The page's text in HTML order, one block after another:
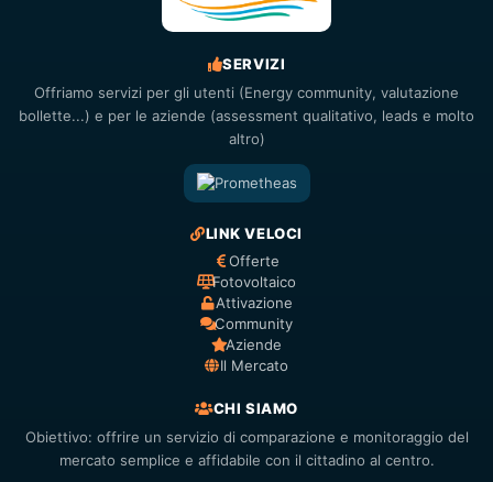
SERVIZI
Offriamo servizi per gli utenti (Energy community, valutazione
bollette...) e per le aziende (assessment qualitativo, leads e molto
altro)
LINK VELOCI
Offerte
Fotovoltaico
Attivazione
Community
Aziende
Il Mercato
CHI SIAMO
Obiettivo: offrire un servizio di comparazione e monitoraggio del
mercato semplice e affidabile con il cittadino al centro.